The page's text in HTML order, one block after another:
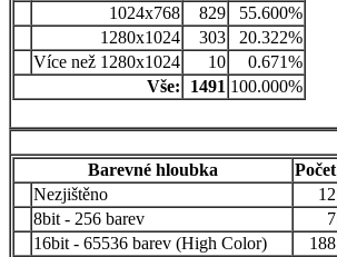
1024x768
829
55.600%
1280x1024
303
20.322%
Více než 1280x1024
10
0.671%
Vše:
1491 100.000%
Barevné hloubka
Počet
Nezjištěno
12
8bit - 256 barev
7
16bit - 65536 barev (High Color)
188